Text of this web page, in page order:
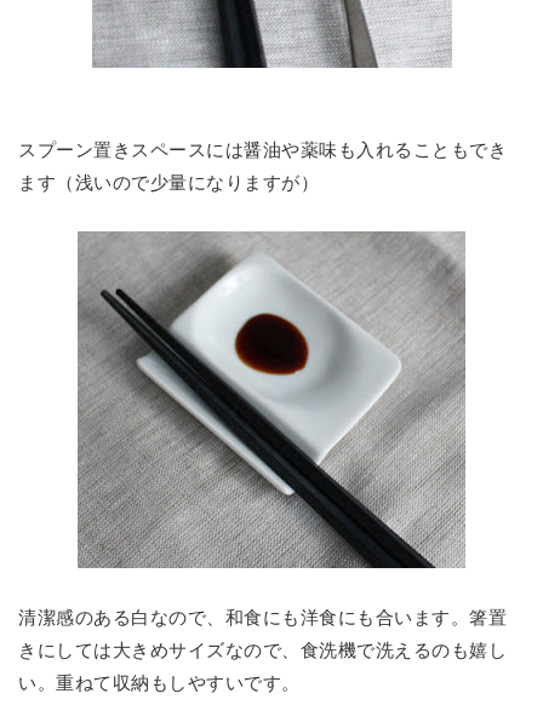
スプーン置きスペースには醤油や薬味も入れることもでき
ます（浅いので少量になりますが）
清潔感のある白なので、和食にも洋食にも合います。箸置
きにしては大きめサイズなので、食洗機で洗えるのも嬉し
い。重ねて収納もしやすいです。